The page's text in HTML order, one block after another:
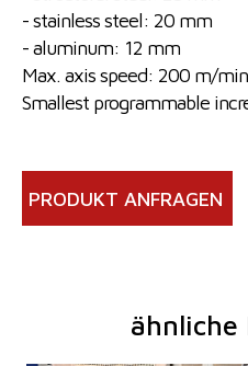
- stainless steel: 20 mm
- aluminum: 12 mm
Max. axis speed: 200 m/
Smallest programmable
PRODUKT ANFRAGEN
ähnliche